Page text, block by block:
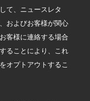
て、ニュースレタ
およびお客様が関心
客様に連絡する場合
ることにより、これ
オプトアウトするこ